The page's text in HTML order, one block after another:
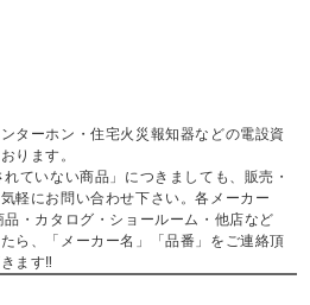
ターホン・住宅火災報知器などの電設資
ります。
ていない商品」につきましても、販売・
軽にお問い合わせ下さい。各メーカー
・カタログ・ショールーム・他店など
ら、「メーカー名」「品番」をご連絡頂
ます‼